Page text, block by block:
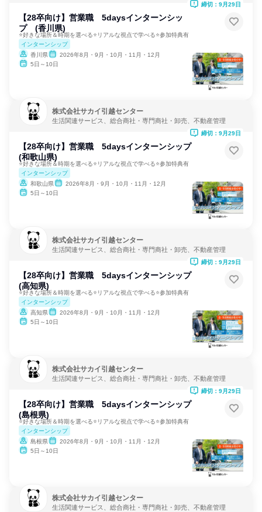
【28卒向け】営業職 5daysインターンシッ
プ (香川県)
⭐好きな場所＆時期を選べる⭐リアルな視点で学べる⭐参加特典有
インターンシップ
香川県
2026年8月・9月・10月・11月・12月
5日～10日
締切：9月29日
株式会社サカイ引越センター
生活関連サービス、総合商社・専門商社・卸売、不動産管理
【28卒向け】営業職 5daysインターンシップ
(和歌山県)
⭐好きな場所＆時期を選べる⭐リアルな視点で学べる⭐参加特典有
インターンシップ
和歌山県
2026年8月・9月・10月・11月・12月
5日～10日
締切：9月29日
株式会社サカイ引越センター
生活関連サービス、総合商社・専門商社・卸売、不動産管理
【28卒向け】営業職 5daysインターンシップ
(高知県)
⭐好きな場所＆時期を選べる⭐リアルな視点で学べる⭐参加特典有
インターンシップ
高知県
2026年8月・9月・10月・11月・12月
5日～10日
締切：9月29日
株式会社サカイ引越センター
生活関連サービス、総合商社・専門商社・卸売、不動産管理
【28卒向け】営業職 5daysインターンシップ
(島根県)
⭐好きな場所＆時期を選べる⭐リアルな視点で学べる⭐参加特典有
インターンシップ
島根県
2026年8月・9月・10月・11月・12月
5日～10日
締切：9月29日
株式会社サカイ引越センター
生活関連サービス、総合商社・専門商社・卸売、不動産管理